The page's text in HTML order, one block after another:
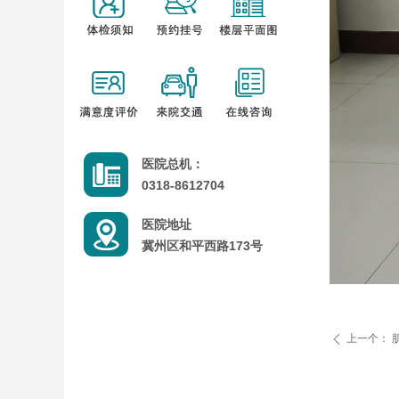
ꄴ 上一个：
医院地址
冀州区和平西路173号
医院总机：
0318-8612704